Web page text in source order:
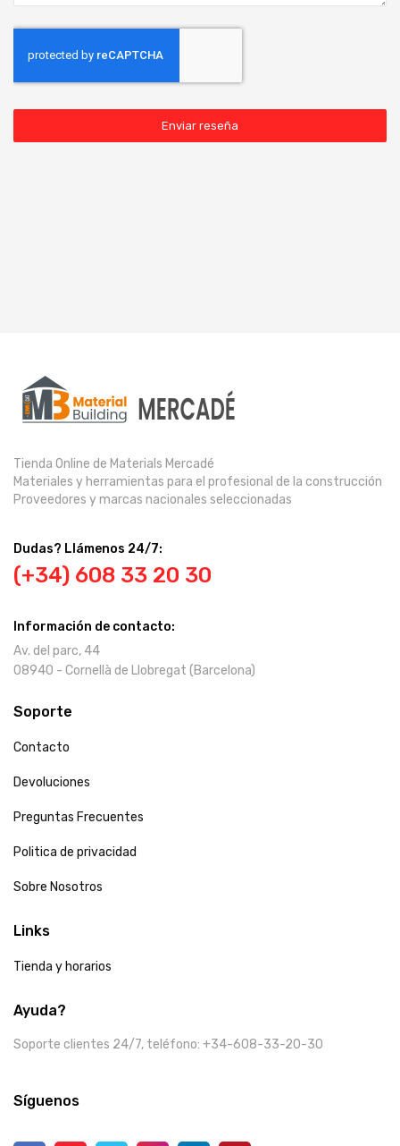
Enviar reseña
Tienda Online de Materials Mercadé
Materiales y herramientas para el profesional de la construcción
Proveedores y marcas nacionales seleccionadas
Dudas? Llámenos 24/7:
(+34) 608 33 20 30
Información de contacto:
Av. del parc, 44
08940 - Cornellà de Llobregat (Barcelona)
Soporte
Contacto
Devoluciones
Preguntas Frecuentes
Politica de privacidad
Sobre Nosotros
Links
Tienda y horarios
Ayuda?
Soporte clientes 24/7, teléfono: +34-608-33-20-30
Síguenos